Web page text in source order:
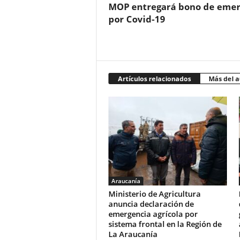
MOP entregará bono de
por Covid-19
Artículos relacionados Más del
Araucanía
Ministerio de Agricultura
anuncia declaración de
emergencia agrícola por
sistema frontal en la Región de
La Araucanía